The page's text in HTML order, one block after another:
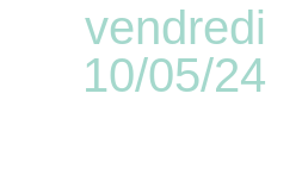
vendredi
10/05/24